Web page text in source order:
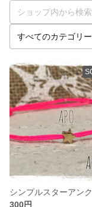
シンプルスターアン
300円